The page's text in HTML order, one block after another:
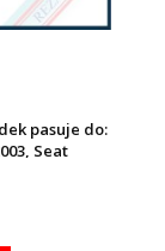
pasuje do:
Seat
- 2010,
GOLF IV